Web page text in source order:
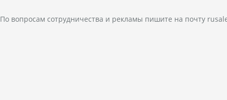
По вопросам сотрудничества и рекламы пишите на почту